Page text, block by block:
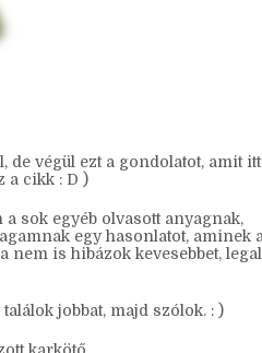
de végül ezt a gondolatot, amit itt
a cikk : D )
egy hasonlatot, aminek a